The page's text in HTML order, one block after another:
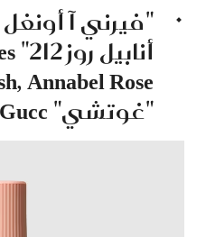
"فيرني آ
أنابيل روز 212"
Annabel Rose
"غوتشي"Gucc